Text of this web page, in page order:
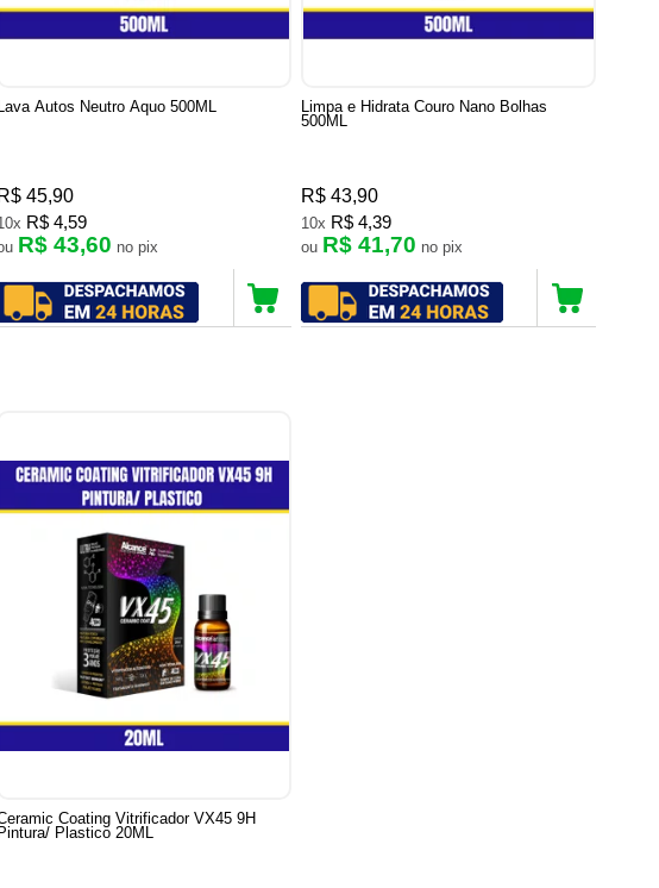
Lava Autos Neutro Aquo 500ML
R$ 45,90
R$ 4,59
R$ 43,60 no pix
Limpa e Hidrata Couro Nano Bolhas
500ML
R$ 43,90
10x R$ 4,39
ou R$ 41,70 no pix
Coating Vitrificador VX45 9H
Pintura/ Plastico 20ML